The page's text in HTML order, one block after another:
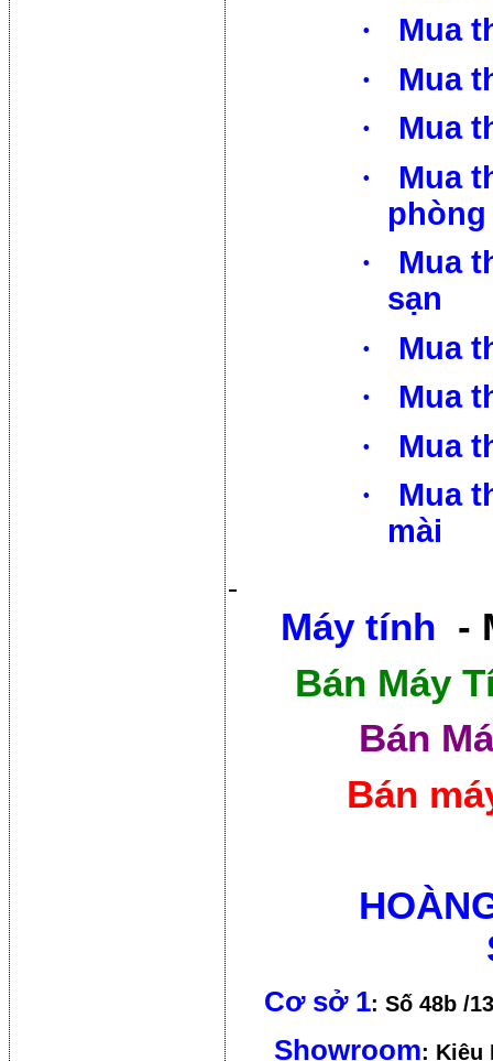
·
Mua
·
Mua
·
Mua
·
Mua
phòng
·
Mua
sạn
·
Mua
·
Mua
·
Mua
·
Mua
mài
Máy tính -
Bán Máy
Bán
Bán
Cơ sở 1: Số 48b /
Showroom: Kiêu